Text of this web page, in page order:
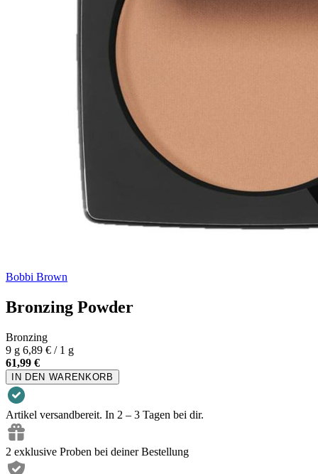
Bobbi Brown
Bronzing Powder
Bronzing
9 g 6,89 € / 1 g
61,99 €
IN DEN WARENKORB
Artikel versandbereit. In 2 – 3 Tagen bei dir.
2 exklusive Proben bei deiner Bestellung